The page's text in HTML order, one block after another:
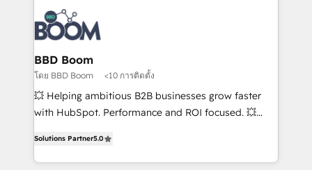
revenue. ⚙️ HubSpot Integration & Optimization •
Seamless CRM, CMS, and automation setup •
Complex platform migrations and data cleanups •
Custom APIs and third-party integrations 📈 End-to-
End Revenue Acceleration • Lifecycle marketing and
pipeline growth programs • Sales enablement tools
and CRM optimization • Retention strategies with
Execution • 750+ onboardings and 2,000+
implementations • Deep expertise across marketing,
BBD Boom
โดย BBD Boom <10 การติดตั้ง
💥 Helping ambitious B2B businesses grow faster
with HubSpot. Performance and ROI focused. 💥
to HubSpot Better. We work with your teams to
solve all your HubSpot challenges and improve user
Solutions Partner5.0